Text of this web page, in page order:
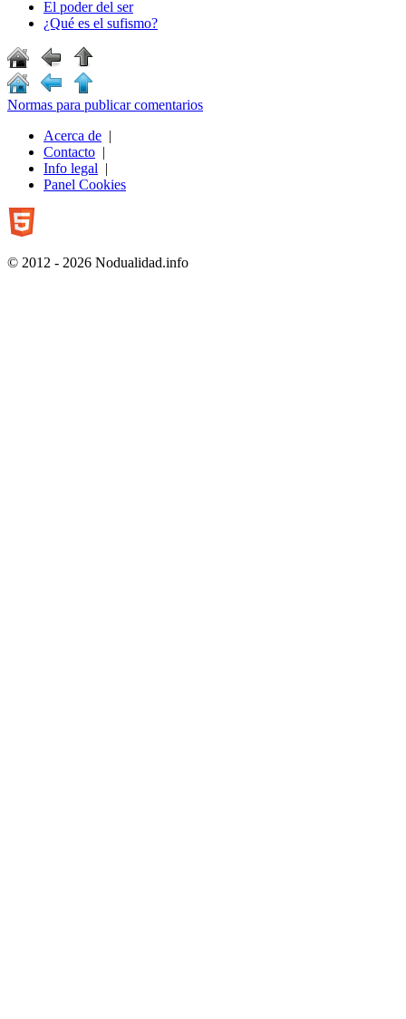
El poder del ser
¿Qué es el sufismo?
Normas para publicar comentarios
Acerca de |
Contacto |
Info legal |
Panel Cookies
© 2012 - 2026 Nodualidad.info